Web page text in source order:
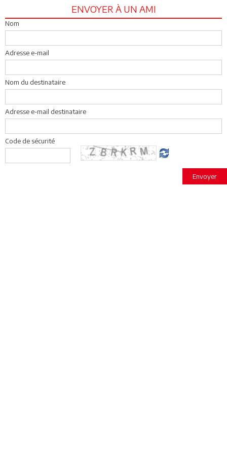
ENVOYER À UN AMI
Nom
Adresse e-mail
Nom du destinataire
Adresse e-mail destinataire
Code de sécurité
Envoyer